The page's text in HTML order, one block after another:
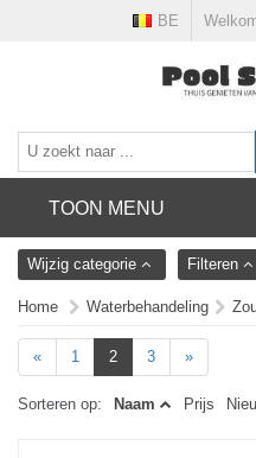
BE
TOON MENU
Wijzig categorie Filteren
Home Waterbehandeling
« 1 2 3 »
Sorteren op: Naam Prijs